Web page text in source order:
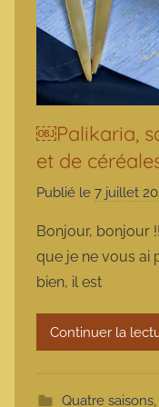
￼Palikaria,
et de
Publié le 7 juillet
Bonjour, bonjour
que je ne vous ai
bien, il est
Continuer la
Quatre saisons,